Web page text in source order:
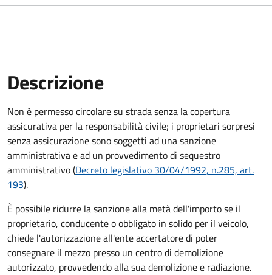
Descrizione
Non è permesso circolare su strada senza la copertura
assicurativa per la responsabilità civile; i proprietari sorpresi
senza assicurazione sono soggetti ad una sanzione
amministrativa e ad un provvedimento di sequestro
amministrativo (Decreto legislativo 30/04/1992, n.285, art.
193).
È possibile ridurre la sanzione alla metà dell'importo se il
proprietario, conducente o obbligato in solido per il veicolo,
chiede l'autorizzazione all'ente accertatore di poter
consegnare il mezzo presso un centro di demolizione
autorizzato, provvedendo alla sua demolizione e radiazione.